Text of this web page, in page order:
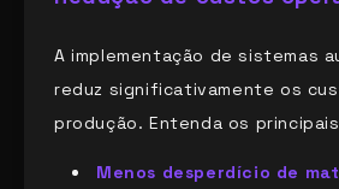
A implementação de sistemas
reduz significativamente os
produção. Entenda os
Menos desperdício de